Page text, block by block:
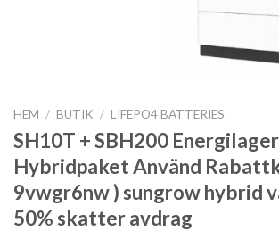
HEM / BUTIK / LIFEPO4 BATTERIES
SH10T + SBH200
Hybridpaket Använd
9vwgr6nw ) sungrow hybrid
50% skatter avdrag